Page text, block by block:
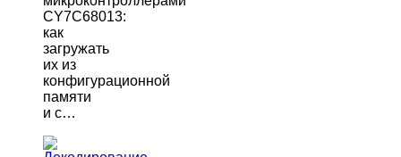
CY7C68013:
как
загружать
их из
конфигурационной
памяти
и с…